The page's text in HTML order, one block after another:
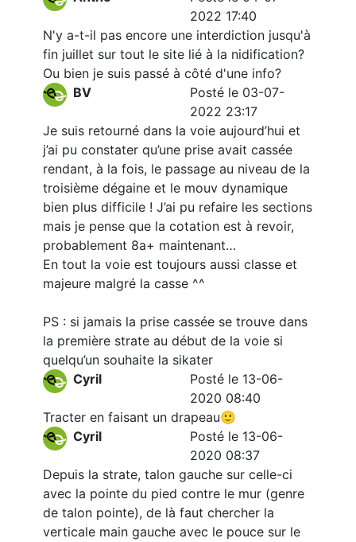
2022 17:40
N'y a-t-il pas encore une interdiction jusqu'à
fin juillet sur tout le site lié à la nidification?
Ou bien je suis passé à côté d'une info?
BV
Posté le 03-07-
2022 23:17
Je suis retourné dans la voie aujourd’hui et
j’ai pu constater qu’une prise avait cassée
rendant, à la fois, le passage au niveau de la
troisième dégaine et le mouv dynamique
bien plus difficile ! J’ai pu refaire les sections
mais je pense que la cotation est à revoir,
probablement 8a+ maintenant…
En tout la voie est toujours aussi classe et
majeure malgré la casse ^^
PS : si jamais la prise cassée se trouve dans
la première strate au début de la voie si
quelqu’un souhaite la sikater
Cyril
Posté le 13-06-
2020 08:40
Tracter en faisant un drapeau🙂
Cyril
Posté le 13-06-
2020 08:37
Depuis la strate, talon gauche sur celle-ci
avec la pointe du pied contre le mur (genre
de talon pointe), de là faut chercher la
verticale main gauche avec le pouce sur le